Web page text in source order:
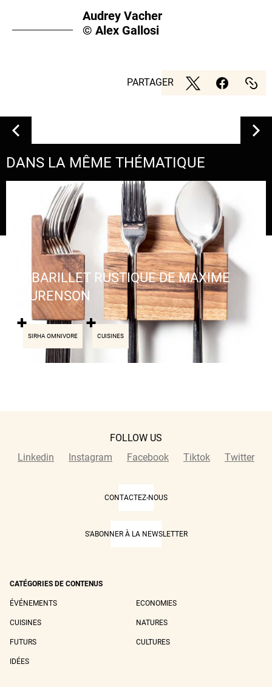
Audrey Vacher
© Alex Gallosi
PARTAGER
DANS LA MÊME THÉMATIQUE
SIRHA OMNIVORE CUISINES
LE BARILLET RUSTIQUE DE MAXIME
LAURENSON
FOLLOW US
Linkedin
Instagram Facebook Tiktok Twitter
CONTACTEZ-NOUS
S'ABONNER À LA NEWSLETTER
CATÉGORIES DE CONTENUS
ÉVÉNEMENTS ECONOMIES
CUISINES NATURES
FUTURS CULTURES
IDÉES